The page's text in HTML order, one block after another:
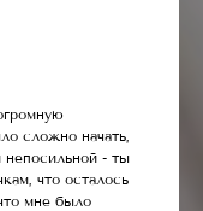
сложно начать,
непосильной - ты
что осталось
мне было